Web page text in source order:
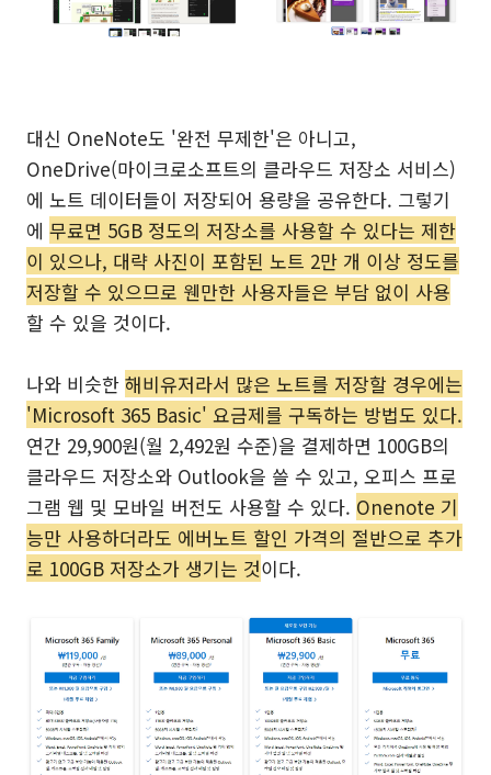
대신 OneNote도 '완전 무제한'은 아니고,
OneDrive(마이크로소프트의 클라우드 저장소 서비스)
에 노트 데이터들이 저장되어 용량을 공유한다. 그렇기
에 무료면 5GB 정도의 저장소를 사용할 수 있다는 제한
이 있으나, 대략 사진이 포함된 노트 2만 개 이상 정도를
저장할 수 있으므로 웬만한 사용자들은 부담 없이 사용
할 수 있을 것이다.
나와 비슷한 해비유저라서 많은 노트를 저장할 경우에는
'Microsoft 365 Basic' 요금제를 구독하는 방법도 있다.
연간 29,900원(월 2,492원 수준)을 결제하면 100GB의
클라우드 저장소와 Outlook을 쓸 수 있고, 오피스 프로
그램 웹 및 모바일 버전도 사용할 수 있다. Onenote 기
능만 사용하더라도 에버노트 할인 가격의 절반으로 추가
로 100GB 저장소가 생기는 것이다.